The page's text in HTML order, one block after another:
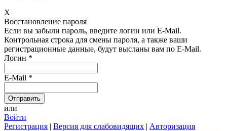
X
Восстановление пароля
Если вы забыли пароль, введите логин или E-Mail.
Контрольная строка для смены пароля, а также ваши
регистрационные данные, будут высланы вам по E-Mail.
Логин *
E-Mail *
или
Войти
Регистрация | Версия для слабовидящих | Авторизация